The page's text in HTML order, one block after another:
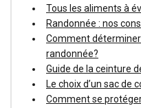
Tous les aliments à
Randonnée : nos
Comment déterminer
randonnée?
Guide de la ceinture
Le choix d’un sac de
Comment se